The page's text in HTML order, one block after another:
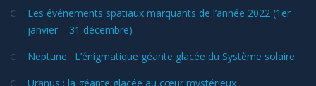
Les événements spatiaux marquants de l’année 2022 (1er
janvier – 31 décembre)
Neptune : L’énigmatique géante glacée du Système solaire
Uranus : la géante glacée au cœur mystérieux